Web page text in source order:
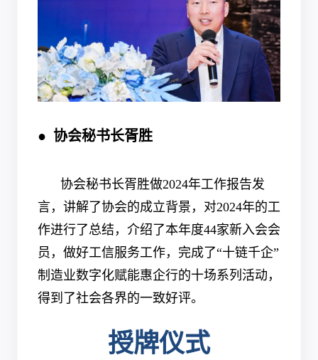
● 协会秘书长胥胜
协会秘书长胥胜做2024年工作报告发
言，讲解了协会的成立背景，对2024年的工
作进行了总结，介绍了本年度44家新入会会
员，做好工信服务工作，完成了“十链千企”
制造业数字化赋能惠企行的十场系列活动，
得到了社会各界的一致好评。
授牌仪式